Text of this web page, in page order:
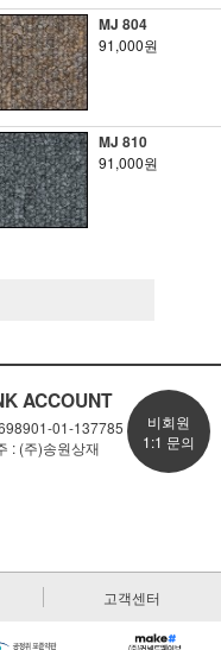
MJ 804
91,000원
MJ 810
91,000원
ACCOUNT
01-137785
: (주)송원상재
비회원
1:1 문의
고객센터